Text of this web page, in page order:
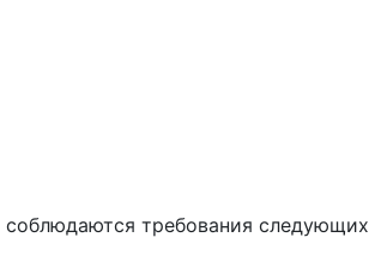
соблюдаются требования следующих